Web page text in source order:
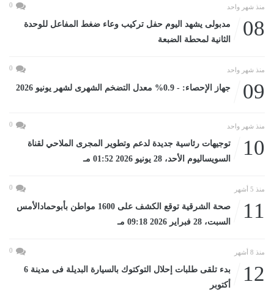
منذ شهر واحد 0
08
مدبولى يشهد اليوم حفل تركيب وعاء ضغط المفاعل للوحدة
الثانية لمحطة الضبعة
منذ شهر واحد 0
09 جهاز الإحصاء: - 0.9% معدل التضخم الشهرى لشهر يونيو 2026
منذ شهر واحد 0
10
توجيهات رئاسية جديدة لدعم وتطوير المجرى الملاحي لقناة
السويساليوم الأحد، 28 يونيو 2026 01:52 مـ
منذ 5 أشهر 0
11
صحة الشرقية توقع الكشف على 1600 مواطن بأبوحمادالأمس
السبت، 28 فبراير 2026 09:18 مـ
منذ 8 أشهر 0
12
بدء تلقى طلبات إحلال التوكتوك بالسيارة البديلة فى مدينة 6
أكتوبر